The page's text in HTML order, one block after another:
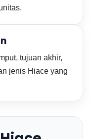
tujuan akhir,
jenis Hiace yang